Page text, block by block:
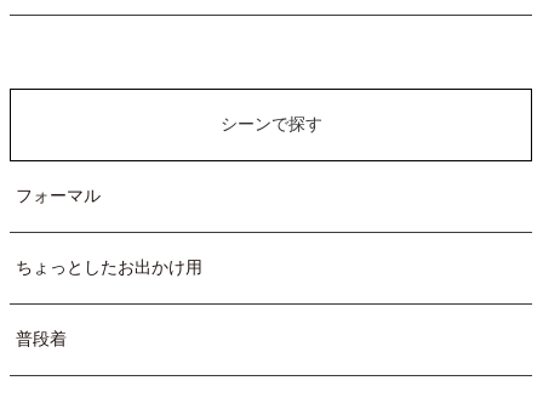
シーンで探す
フォーマル
ちょっとしたお出かけ用
普段着